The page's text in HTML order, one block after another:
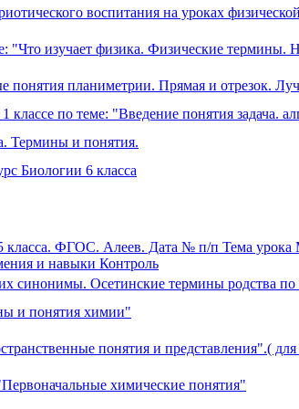
воспитания на уроках
"Что изучает физика. Физические
понятия планиметрии. Прямая и отрезок.
классе по теме: "Введение понятия задача.
Термины и понятия.
Биологии 6 класса
класса. ФГОС. Алеев. Дата № п/п Тема
и навыки Контроль
синонимы. Осетинские термины родства по
и понятия химии"
понятия и представления".( для
химические понятия"